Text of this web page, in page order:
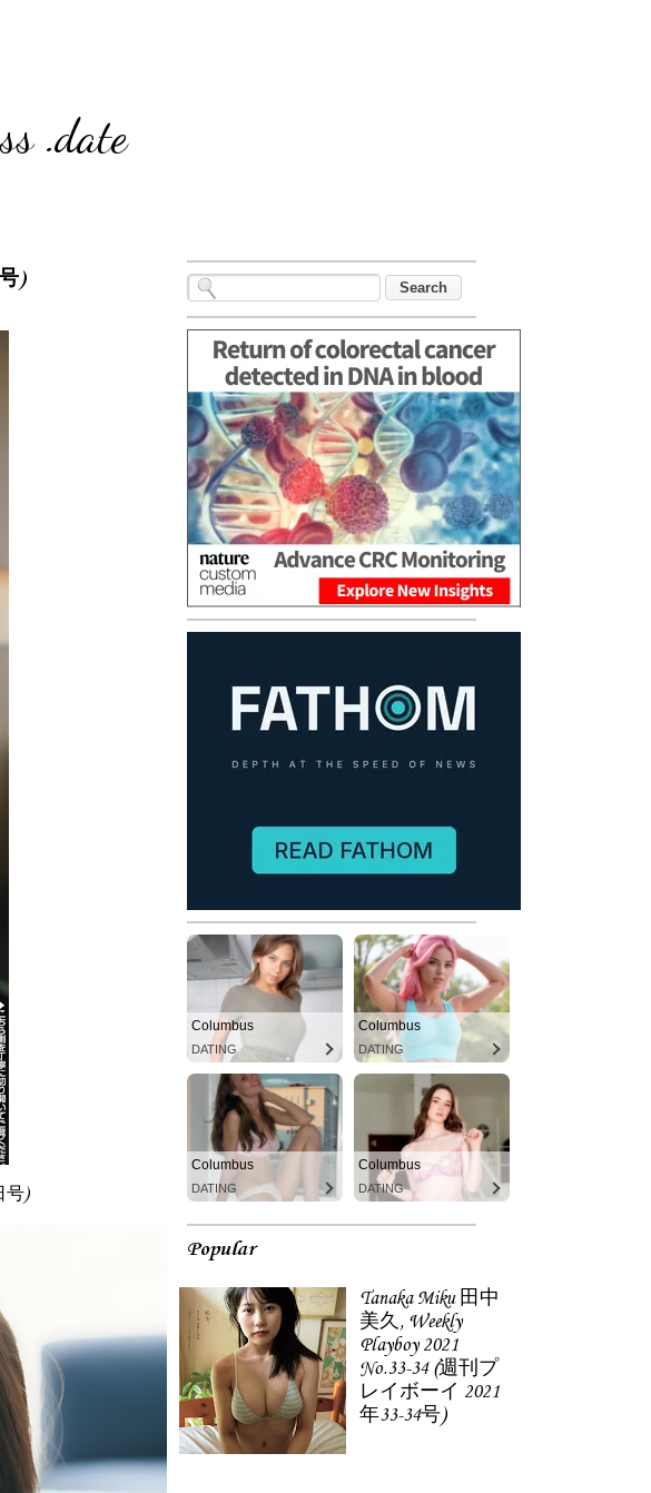
.date
)
号)
Columbus
DATING
Columbus
DATING
Columbus
DATING
Columbus
DATING
Popular
Tanaka Miku 田中
美久, Weekly
Playboy 2021
No.33-34 (週刊プ
レイボーイ 2021
年33-34号)